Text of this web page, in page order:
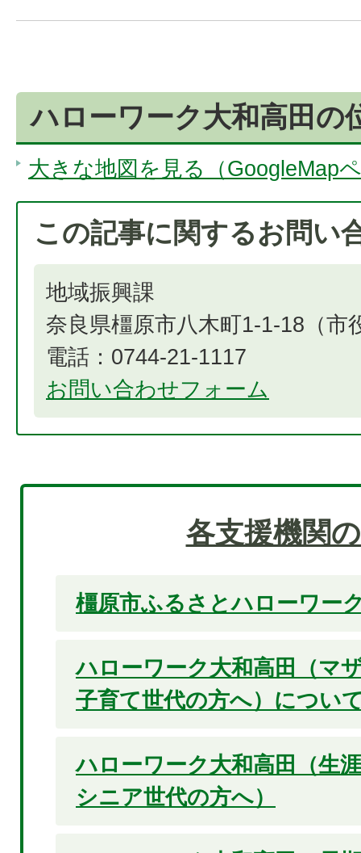
ハローワーク大和高田の
大きな地図を見る（GoogleMap
この記事に関するお問い
地域振興課
奈良県橿原市八木町1-1-18（市
電話：0744-21-1117
お問い合わせフォーム
各支援機関
橿原市ふるさとハローワー
ハローワーク大和高田（マ
子育て世代の方へ）につい
ハローワーク大和高田（生
シニア世代の方へ）